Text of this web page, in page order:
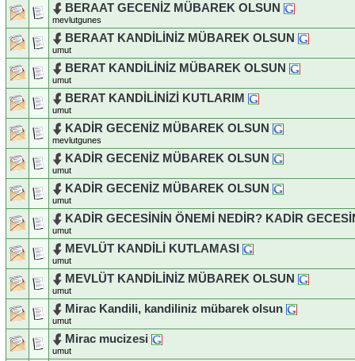
BERAAT GECENİZ MÜBAREK OLSUN
mevlutgunes
BERAAT KANDİLİNİZ MÜBAREK OLSUN
umut
BERAT KANDİLİNİZ MÜBAREK OLSUN
umut
BERAT KANDİLİNİZİ KUTLARIM
umut
KADİR GECENİZ MÜBAREK OLSUN
mevlutgunes
KADİR GECENİZ MÜBAREK OLSUN
umut
KADİR GECENİZ MÜBAREK OLSUN
umut
KADİR GECESİNİN ÖNEMİ NEDİR? KADİR
umut
MEVLÜT KANDİLİ KUTLAMASI
umut
MEVLÜT KANDİLİNİZ MÜBAREK OLSUN
umut
Mirac Kandili, kandiliniz mübarek olsun
umut
Mirac mucizesi
umut